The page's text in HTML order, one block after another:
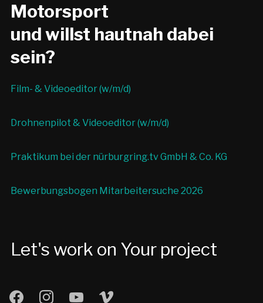
Motorsport
und willst hautnah dabei
sein?
Film- & Videoeditor (w/m/d)
Drohnenpilot & Videoeditor (w/m/d)
Praktikum bei der nürburgring.tv GmbH & Co. KG
Bewerbungsbogen Mitarbeitersuche 2026
Let's work on Your project
facebookinstagramyoutubevimeo